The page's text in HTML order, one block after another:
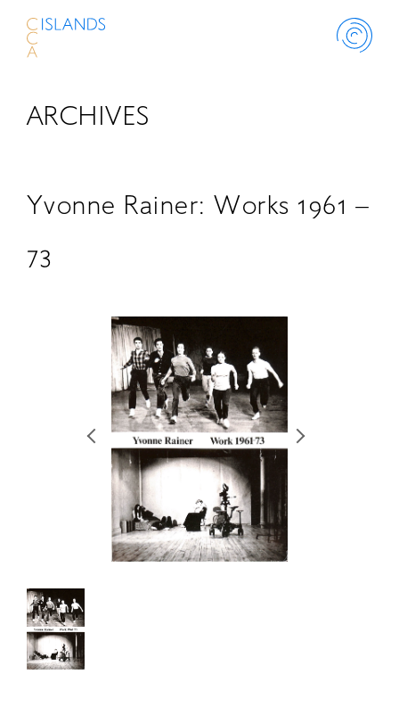
ABOUT
SCHOLARSHIP
RETRACE
コンサート
CONTACT
ARCHIVES
Yvonne Rainer: Works 1961 –
73